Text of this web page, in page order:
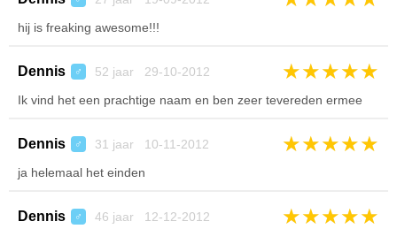
hij is freaking awesome!!!
Dennis ♂ 52 jaar 29-10-2012 ★★★★★
Ik vind het een prachtige naam en ben zeer tevereden ermee
Dennis ♂ 31 jaar 10-11-2012 ★★★★★
ja helemaal het einden
Dennis ♂ 46 jaar 12-12-2012 ★★★★★